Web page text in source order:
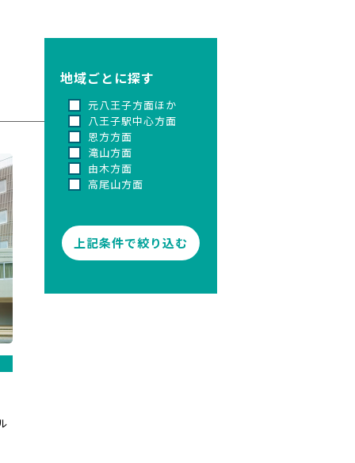
地域ごとに探す
元八王子方面ほか
八王子駅中心方面
恩方方面
滝山方面
由木方面
高尾山方面